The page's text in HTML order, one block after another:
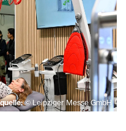
© Leipziger Messe GmbH